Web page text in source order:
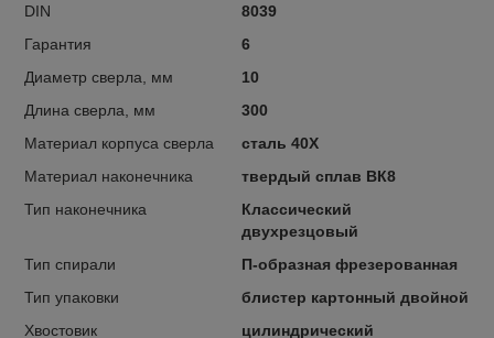
DIN
8039
Гарантия
6
Диаметр сверла, мм
10
Длина сверла, мм
300
Материал корпуса сверла
сталь 40Х
Материал наконечника
твердый сплав ВК8
Тип наконечника
Классический
двухрезцовый
Тип спирали
П-образная фрезерованная
Тип упаковки
блистер картонный двойной
Хвостовик
цилиндрический